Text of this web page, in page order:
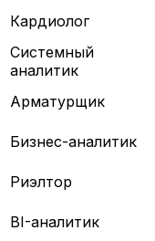
Кардиолог
Системный
аналитик
Арматурщик
Бизнес-аналитик
Риэлтор
BI-аналитик